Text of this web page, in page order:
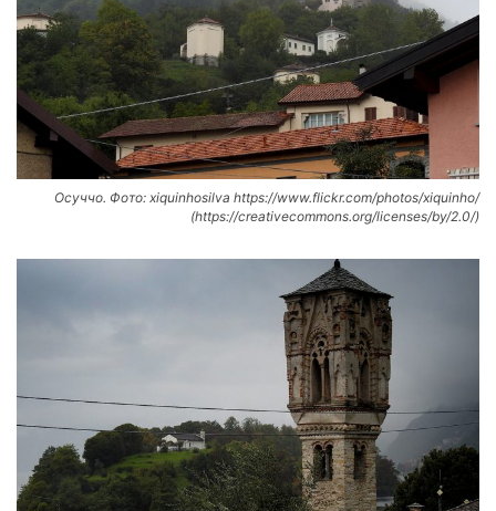
Осуччо. Фото: xiquinhosilva https://www.flickr.com/photos/xiquinho/
(https://creativecommons.org/licenses/by/2.0/)